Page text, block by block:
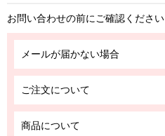
お問い合わせの前にご確認ください
メールが届かない場合
ご注文について
商品について